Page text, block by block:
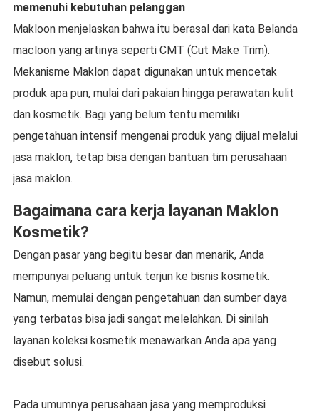
memenuhi kebutuhan pelanggan.
Makloon menjelaskan bahwa itu berasal dari kata Belanda
macloon yang artinya seperti CMT (Cut Make Trim).
Mekanisme Maklon dapat digunakan untuk mencetak
produk apa pun, mulai dari pakaian hingga perawatan kulit
dan kosmetik. Bagi yang belum tentu memiliki
pengetahuan intensif mengenai produk yang dijual melalui
jasa maklon, tetap bisa dengan bantuan tim perusahaan
jasa maklon.
Bagaimana cara kerja layanan Maklon
Kosmetik?
Dengan pasar yang begitu besar dan menarik, Anda
mempunyai peluang untuk terjun ke bisnis kosmetik.
Namun, memulai dengan pengetahuan dan sumber daya
yang terbatas bisa jadi sangat melelahkan. Di sinilah
layanan koleksi kosmetik menawarkan Anda apa yang
disebut solusi.
Pada umumnya perusahaan jasa yang memproduksi